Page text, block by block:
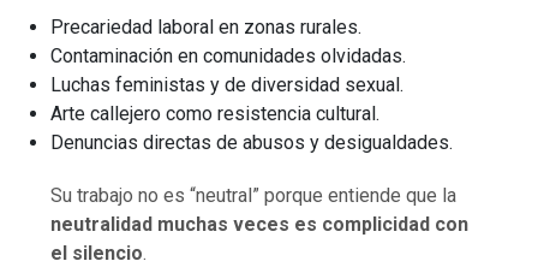
Precariedad laboral en zonas rurales.
Contaminación en comunidades olvidadas.
Luchas feministas y de diversidad sexual.
Arte callejero como resistencia cultural.
Denuncias directas de abusos y desigualdades.
Su trabajo no es “neutral” porque entiende que la
neutralidad muchas veces es complicidad con
el silencio.